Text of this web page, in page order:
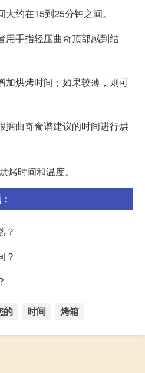
约在15到25分钟之间。
用手指轻压曲奇顶部感到结
加烘烤时间；如果较薄，则可
据曲奇食谱建议的时间进行烘
烤时间和温度。
？
？
的 时间 烤箱